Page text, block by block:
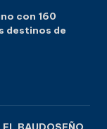
con 160
destinos de